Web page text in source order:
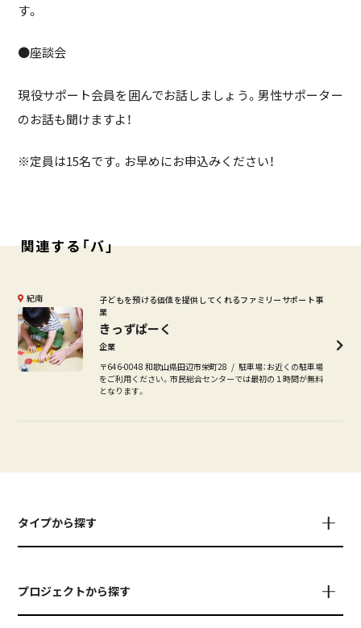
す。
●座談会
現役サポート会員を囲んでお話しましょう。男性サポーター
のお話も聞けますよ！
※定員は15名です。お早めにお申込みください！
関連する「バ」
紀南
子どもを預ける価値を提供してくれるファミリーサポート事
業
きっずぱーく
企業
〒646-0048 和歌山県田辺市栄町28
駐車場：お近くの駐車場
をご利用ください。市民総合センターでは最初の１時間が無料
となります。
タイプから探す
プロジェクトから探す